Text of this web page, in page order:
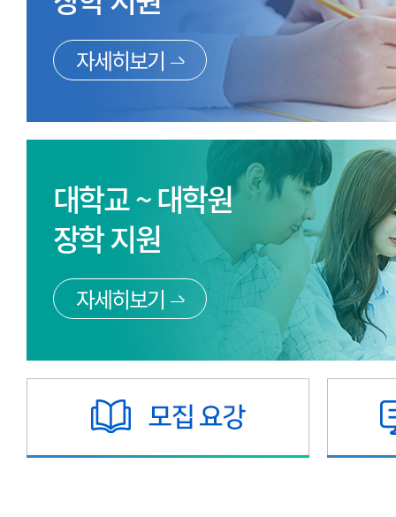
자세히보기
대학교 ~ 대학원
장학 지원
자세히보기